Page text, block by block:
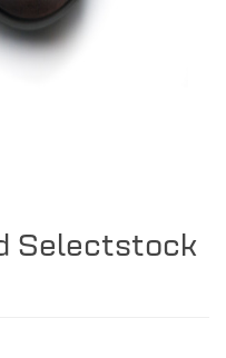
Selectstock